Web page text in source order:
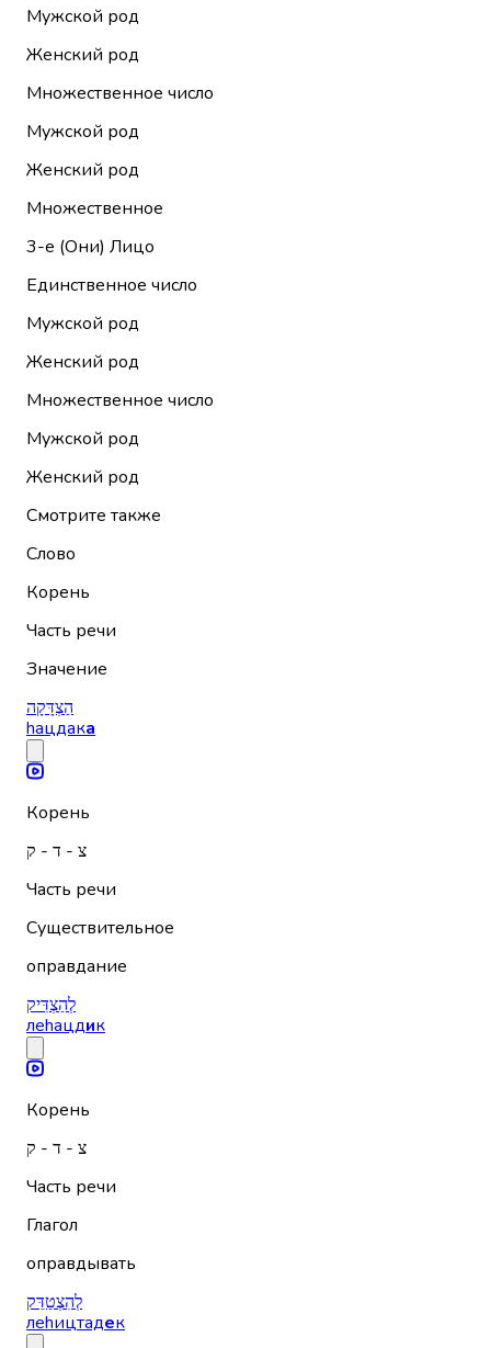
Мужской род
Женский род
Множественное число
Мужской род
Женский род
Множественное
3-е (Они) Лицо
Единственное число
Мужской род
Женский род
Множественное число
Мужской род
Женский род
Смотрите также
Слово
Корень
Часть речи
Значение
הַצְדָּקָה
hацдака
Корень
צ - ד - ק
Часть речи
Существительное
оправдание
לְהַצְדִּיק
леhацдик
Корень
צ - ד - ק
Часть речи
Глагол
оправдывать
לְהִצְטַדֵּק
леhицтадек